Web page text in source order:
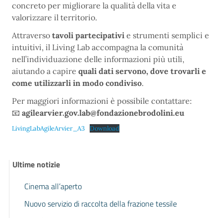
concreto per migliorare la qualità della vita e
valorizzare il territorio.
Attraverso tavoli partecipativi e strumenti semplici e
intuitivi, il Living Lab accompagna la comunità
nell’individuazione delle informazioni più utili,
aiutando a capire quali dati servono, dove trovarli e
come utilizzarli in modo condiviso.
Per maggiori informazioni è possibile contattare:
📧 agilearvier.gov.lab@fondazionebrodolini.eu
LivingLabAgileArvier_A3 Download
Ultime notizie
Cinema all’aperto
Nuovo servizio di raccolta della frazione tessile